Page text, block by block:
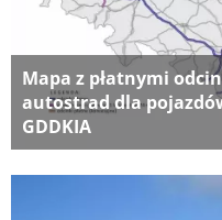
Mapa z płatnymi
autostrad dla
GDDKIA